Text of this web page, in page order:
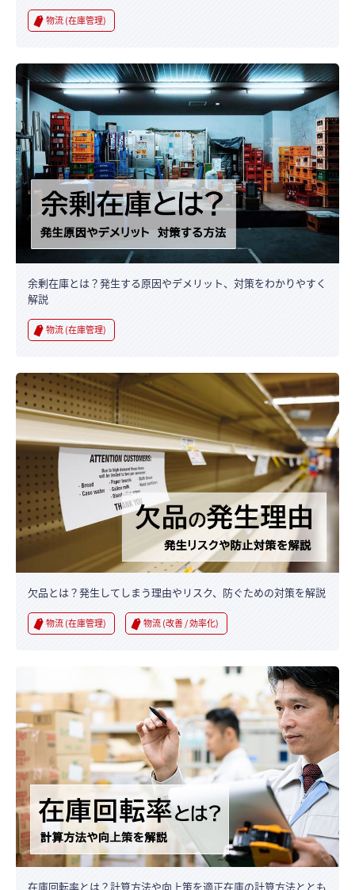
物流 (在庫管理)
余剰在庫とは？発生する原因やデメリット、対策をわかりやすく
解説
物流 (在庫管理)
欠品とは？発生してしまう理由やリスク、防ぐための対策を解説
物流 (在庫管理) 物流 (改善 / 効率化)
在庫回転率とは？計算方法や向上策を適正在庫の計算方法ととも